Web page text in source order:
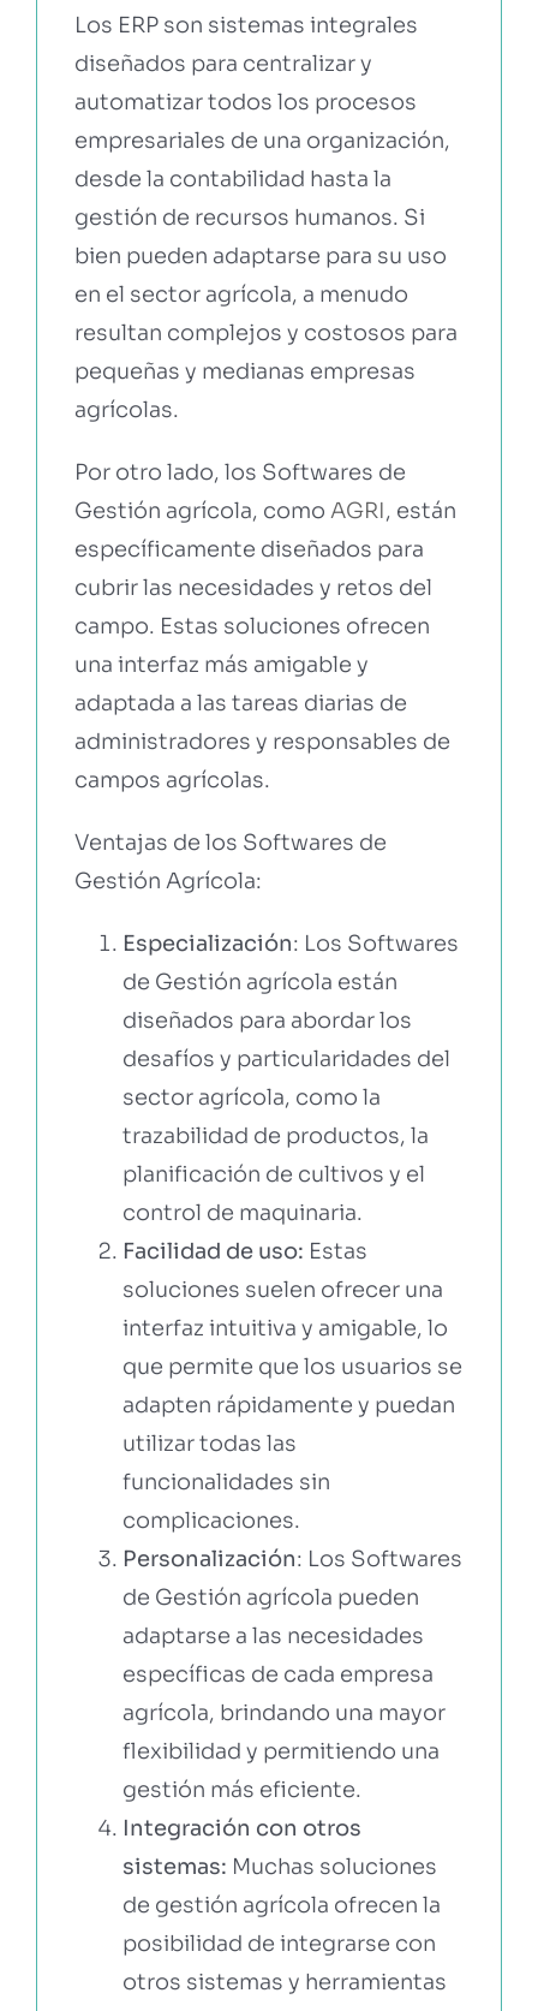
Los ERP son sistemas integrales
diseñados para centralizar y
automatizar todos los procesos
empresariales de una organización,
desde la contabilidad hasta la
gestión de recursos humanos. Si
bien pueden adaptarse para su uso
en el sector agrícola, a menudo
resultan complejos y costosos para
pequeñas y medianas empresas
agrícolas.
Por otro lado, los Softwares de
Gestión agrícola, como AGRI, están
específicamente diseñados para
cubrir las necesidades y retos del
campo. Estas soluciones ofrecen
una interfaz más amigable y
adaptada a las tareas diarias de
administradores y responsables de
campos agrícolas.
Ventajas de los Softwares de
Gestión Agrícola:
Especialización: Los Softwares
de Gestión agrícola están
diseñados para abordar los
desafíos y particularidades del
sector agrícola, como la
trazabilidad de productos, la
planificación de cultivos y el
control de maquinaria.
Facilidad de uso: Estas
soluciones suelen ofrecer una
interfaz intuitiva y amigable, lo
que permite que los usuarios se
adapten rápidamente y puedan
utilizar todas las
funcionalidades sin
complicaciones.
Personalización: Los Softwares
de Gestión agrícola pueden
adaptarse a las necesidades
específicas de cada empresa
agrícola, brindando una mayor
flexibilidad y permitiendo una
gestión más eficiente.
Integración con otros
sistemas: Muchas soluciones
de gestión agrícola ofrecen la
posibilidad de integrarse con
otros sistemas y herramientas